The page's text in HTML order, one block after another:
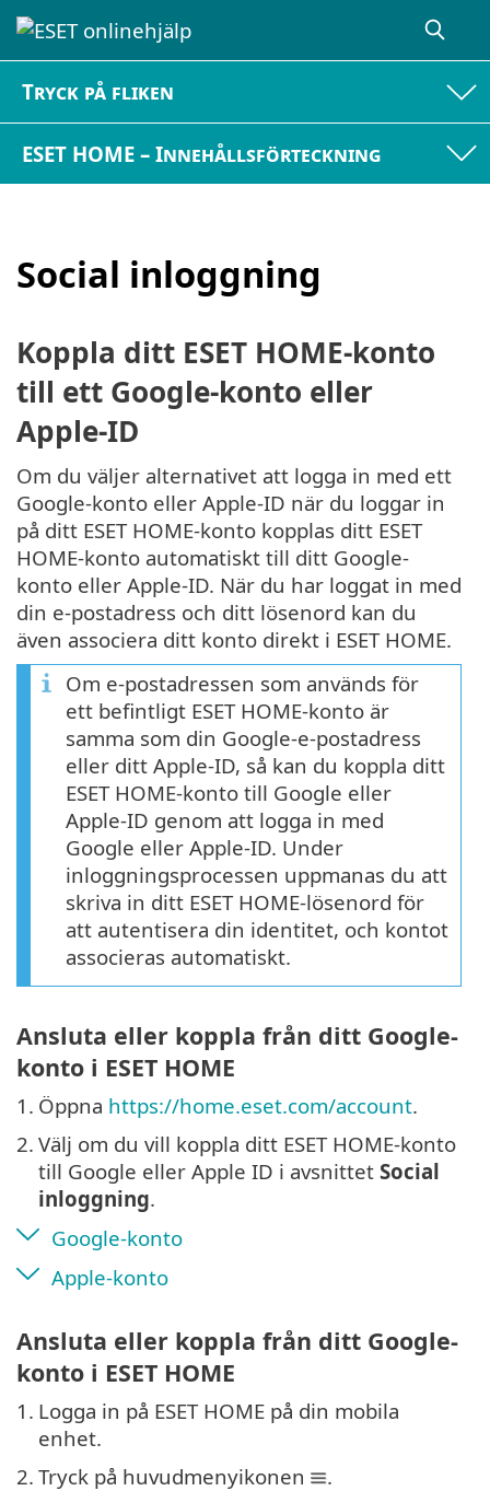
Tryck på fliken
ESET HOME – Innehållsförteckning
Social inloggning
Koppla ditt ESET HOME-konto
till ett Google-konto eller
Apple-ID
Om du väljer alternativet att logga in med ett
Google-konto eller Apple-ID när du loggar in
på ditt ESET HOME-konto kopplas ditt ESET
HOME-konto automatiskt till ditt Google-
konto eller Apple-ID. När du har loggat in med
din e-postadress och ditt lösenord kan du
även associera ditt konto direkt i ESET HOME.
Om e-postadressen som används för
ett befintligt ESET HOME-konto är
samma som din Google-e-postadress
eller ditt Apple-ID, så kan du koppla ditt
ESET HOME-konto till Google eller
Apple-ID genom att logga in med
Google eller Apple-ID. Under
inloggningsprocessen uppmanas du att
skriva in ditt ESET HOME-lösenord för
att autentisera din identitet, och kontot
associeras automatiskt.
Ansluta eller koppla från ditt Google-
konto i ESET HOME
1. Öppna https://home.eset.com/account.
2. Välj om du vill koppla ditt ESET HOME-konto
till Google eller Apple ID i avsnittet Social
inloggning.
Google-konto
Apple-konto
Ansluta eller koppla från ditt Google-
konto i ESET HOME
1. Logga in på ESET HOME på din mobila
enhet.
2. Tryck på huvudmenyikonen
.